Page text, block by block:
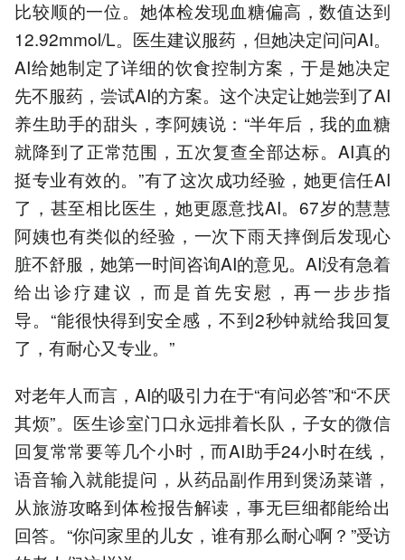
比较顺的一位。她体检发现血糖偏高，数值达到
12.92mmol/L。医生建议服药，但她决定问问AI。
AI给她制定了详细的饮食控制方案，于是她决定
先不服药，尝试AI的方案。这个决定让她尝到了AI
养生助手的甜头，李阿姨说：“半年后，我的血糖
就降到了正常范围，五次复查全部达标。AI真的
挺专业有效的。”有了这次成功经验，她更信任AI
了，甚至相比医生，她更愿意找AI。67岁的慧慧
阿姨也有类似的经验，一次下雨天摔倒后发现心
脏不舒服，她第一时间咨询AI的意见。AI没有急着
给出诊疗建议，而是首先安慰，再一步步指
导。“能很快得到安全感，不到2秒钟就给我回复
了，有耐心又专业。”
对老年人而言，AI的吸引力在于“有问必答”和“不厌
其烦”。医生诊室门口永远排着长队，子女的微信
回复常常要等几个小时，而AI助手24小时在线，
语音输入就能提问，从药品副作用到煲汤菜谱，
从旅游攻略到体检报告解读，事无巨细都能给出
回答。“你问家里的儿女，谁有那么耐心啊？”受访